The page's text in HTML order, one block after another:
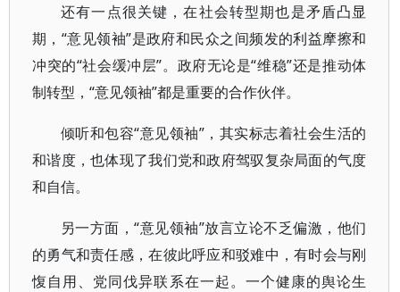
还有一点很关键，在社会转型期也是矛盾凸显
期，“意见领袖”是政府和民众之间频发的利益摩擦和
冲突的“社会缓冲层”。政府无论是“维稳”还是推动体
制转型，“意见领袖”都是重要的合作伙伴。
倾听和包容“意见领袖”，其实标志着社会生活的
和谐度，也体现了我们党和政府驾驭复杂局面的气度
和自信。
另一方面，“意见领袖”放言立论不乏偏激，他们
的勇气和责任感，在彼此呼应和驳难中，有时会与刚
愎自用、党同伐异联系在一起。一个健康的舆论生